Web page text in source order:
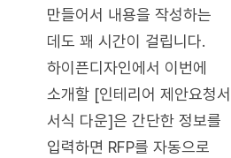
만들어서 내용을 작성하는
데도 꽤 시간이 걸립니다.
하이픈디자인에서 이번에
소개할 [인테리어 제안요청서
서식 다운]은 간단한 정보를
입력하면 RFP를 자동으로